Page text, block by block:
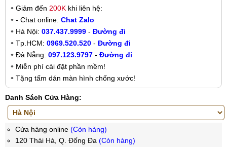
Giảm đến 200K khi liên hệ:
- Chat online: Chat Zalo
Hà Nội: 037.437.9999 - Đường đi
Tp.HCM: 0969.520.520 - Đường đi
Đà Nẵng: 097.123.9797 - Đường đi
Miễn phí cài đặt phần mềm!
Tặng tấm dán màn hình chống xước!
Danh Sách Cửa Hàng:
Cửa hàng online (Còn hàng)
120 Thái Hà, Q. Đống Đa (Còn hàng)